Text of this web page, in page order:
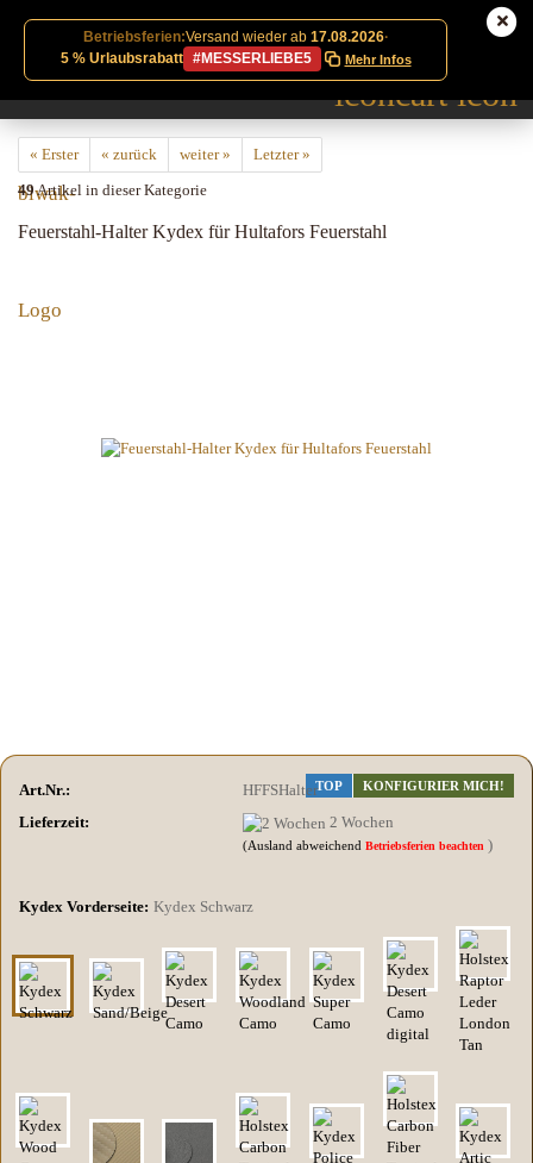
Betriebsferien:Versand wieder ab 17.08.2026·
5 % Urlaubsrabatt
#MESSERLIEBE5 Mehr Infos
« Erster « zurück weiter »
Letzter »
49Artikel in dieser Kategorie
Feuerstahl-Halter Kydex für Hultafors Feuerstahl
TOP KONFIGURIER MICH!
Art.Nr.:
HFFSHalter
Lieferzeit:
2 Wochen
(Ausland abweichendBetriebsferien beachten )
Kydex Vorderseite: Kydex Schwarz